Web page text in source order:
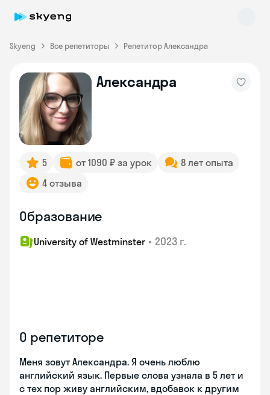
Skyeng Все репетиторы Репетитор Александра
Александра
5 от 1090 ₽ за урок
8 лет опыта
4 отзыва
Образование
University of Westminster • 2023 г.
О репетиторе
Меня зовут Александра. Я очень люблю
английский язык. Первые слова узнала в 5 лет и
с тех пор живу английским, вдобавок к другим
Skyeng Chat
online